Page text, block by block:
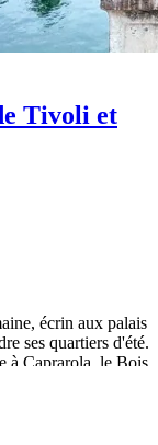
Tivoli et
écrin aux palais
ses quartiers d'été.
à Caprarola, le Bois
Adriana et d'Este
pierre et de